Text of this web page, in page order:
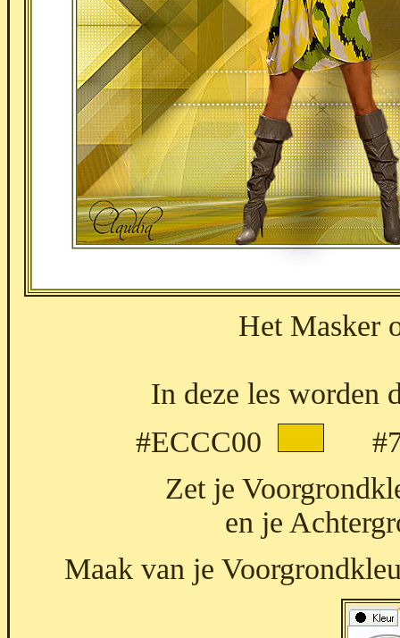
Het Masker
In deze les worden
#ECCC00
Zet je
en je
Maak van je